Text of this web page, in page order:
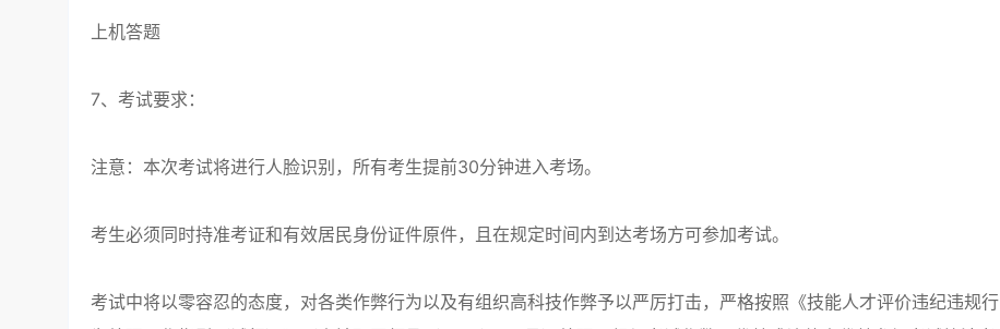
上机答题
7、考试要求：
注意：本次考试将进行人脸识别，所有考生提前30分钟进入考场。
考生必须同时持准考证和有效居民身份证件原件，且在规定时间内到达考场方可参加考试。
考试中将以零容忍的态度，对各类作弊行为以及有组织高科技作弊予以严厉打击，严格按照《技能人才评价违纪违规行